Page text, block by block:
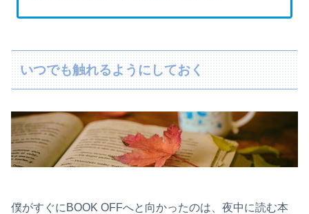
いつでも触れるようにしておく
僕がすぐにBOOK OFFへと向かったのは、夜中に読む本